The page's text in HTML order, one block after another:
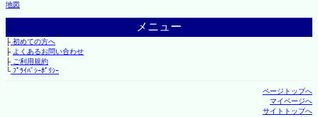
地図
メニュー
├初めての方へ
├ よくあるお問い合わせ
├ご利用規約
└ﾌﾟﾗｲﾊﾞｼｰﾎﾟﾘｼｰ
ページトップへ
マイページへ
サイトトップへ